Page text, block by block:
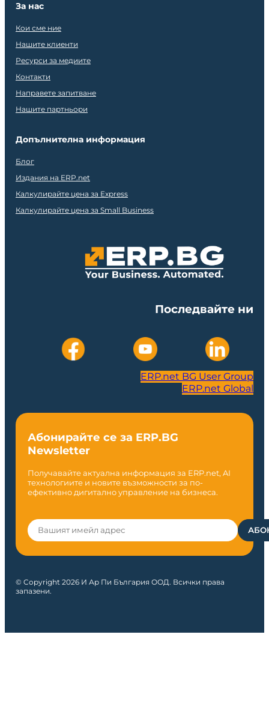
За нас
Кои сме ние
Нашите клиенти
Ресурси за медиите
Контакти
Направете запитване
Нашите партньори
Допълнителна информация
Блог
Издания на ERP.net
Калкулирайте цена за Express
Калкулирайте цена за Small Business
Последвайте ни
ERP.net BG User Group
ERP.net Global
Абонирайте се за ERP.BG
Newsletter
Получавайте актуална информация за ERP.net, AI
технологиите и новите възможности за по-
ефективно дигитално управление на бизнеса.
© Copyright 2026 И Ар Пи България ООД. Всички права
запазени.